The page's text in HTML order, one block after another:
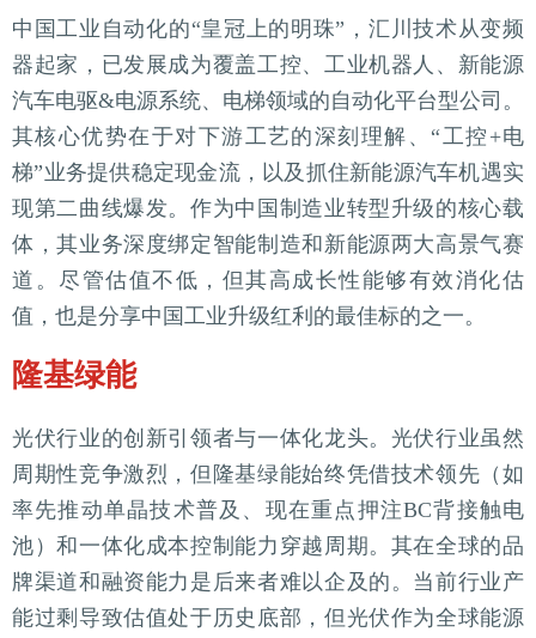
中国工业自动化的“皇冠上的明珠”，汇川技术从变频
器起家，已发展成为覆盖工控、工业机器人、新能源
汽车电驱&电源系统、电梯领域的自动化平台型公司。
其核心优势在于对下游工艺的深刻理解、“工控+电
梯”业务提供稳定现金流，以及抓住新能源汽车机遇实
现第二曲线爆发。作为中国制造业转型升级的核心载
体，其业务深度绑定智能制造和新能源两大高景气赛
道。尽管估值不低，但其高成长性能够有效消化估
值，也是分享中国工业升级红利的最佳标的之一。
隆基绿能
光伏行业的创新引领者与一体化龙头。光伏行业虽然
周期性竞争激烈，但隆基绿能始终凭借技术领先（如
率先推动单晶技术普及、现在重点押注BC背接触电
池）和一体化成本控制能力穿越周期。其在全球的品
牌渠道和融资能力是后来者难以企及的。当前行业产
能过剩导致估值处于历史底部，但光伏作为全球能源